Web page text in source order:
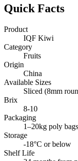
Quick Facts
Product
IQF Kiwi
Category
Fruits
Origin
China
Available Sizes
Sliced (8mm
Brix
8-10
Packaging
1–20kg poly
Storage
-18°C or below
Shelf Life